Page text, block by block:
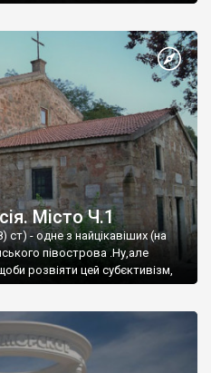
Місто Ч.1
- одне з найцікавіших (на
півострова .Ну,але
розвіяти цей субєктивізм,